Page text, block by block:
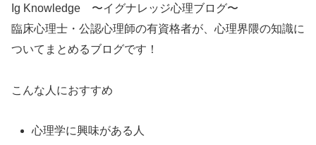
Ig Knowledge 〜イグナレッジ心理ブログ〜
臨床心理士・公認心理師の有資格者が、心理界隈の知識に
ついてまとめるブログです！
こんな人におすすめ
心理学に興味がある人